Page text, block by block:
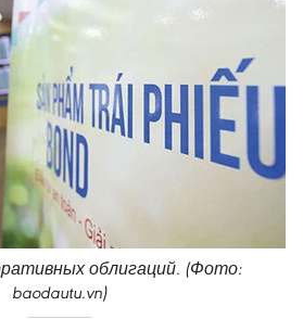
облигаций. (Фото:
baodautu.vn)